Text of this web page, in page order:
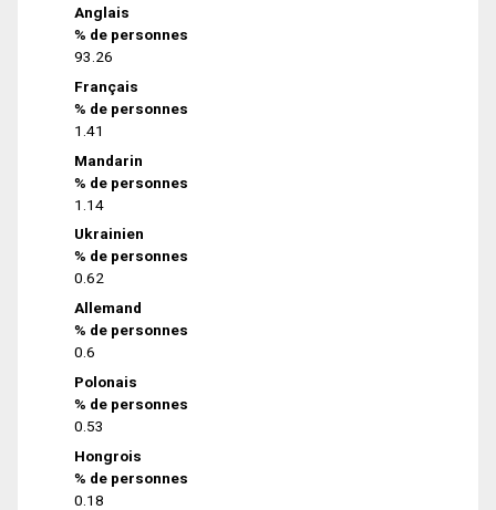
Anglais
% de personnes
93.26
Français
% de personnes
1.41
Mandarin
% de personnes
1.14
Ukrainien
% de personnes
0.62
Allemand
% de personnes
0.6
Polonais
% de personnes
0.53
Hongrois
% de personnes
0.18